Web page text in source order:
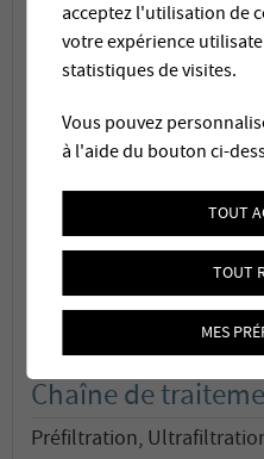
Maître d'ouvrage
ERR Chetzeron SA,
Capacité
Mise en service
Décembre 2013
Chaîne de
Préfiltration,
acceptez l'utilisation de
votre expérience
statistiques de visites.
Vous pouvez
à l'aide du bouton ci-
TOUT
TOUT
MES